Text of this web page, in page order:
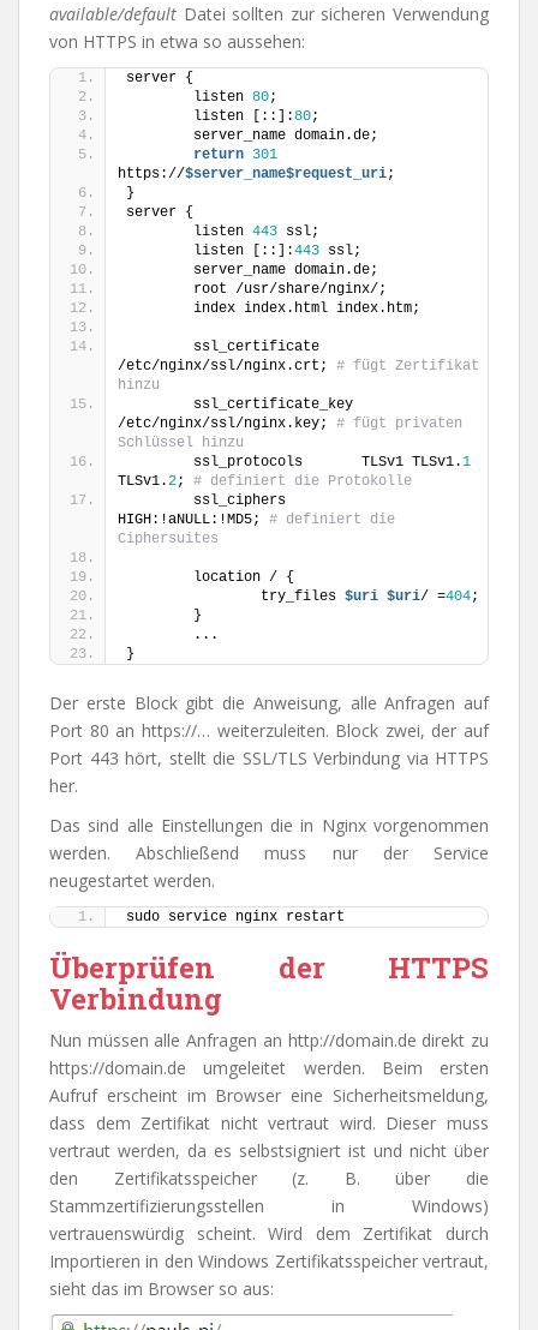
available/default Datei sollten zur sicheren Verwendung
von HTTPS in etwa so aussehen:
server {
        listen
80;
        listen [::]:
80;
        server_name domain.de;
return 301
https://$server_name$request_uri;
}
server {
        listen
443 ssl;
        listen [::]:
443 ssl;
        server_name domain.de;
        root /usr/share/nginx/;
        index index.html index.htm;
        ssl_certificate
/etc/nginx/ssl/nginx.crt; # fügt Zertifikat
hinzu
        ssl_certificate_key
/etc/nginx/ssl/nginx.key; # fügt privaten
Schlüssel hinzu
        ssl_protocols       TLSv1 TLSv1.
1
TLSv1.2; # definiert die Protokolle
        ssl_ciphers
HIGH:!aNULL:!MD5; # definiert die
Ciphersuites
        location / {
                try_files
$uri $uri/ =404;
        }
        ...
}
Der erste Block gibt die Anweisung, alle Anfragen auf
Port 80 an https://… weiterzuleiten. Block zwei, der auf
Port 443 hört, stellt die SSL/TLS Verbindung via HTTPS
her.
Das sind alle Einstellungen die in Nginx vorgenommen
werden. Abschließend muss nur der Service
neugestartet werden.
sudo service nginx restart
Überprüfen der HTTPS
Verbindung
Nun müssen alle Anfragen an http://domain.de direkt zu
https://domain.de umgeleitet werden. Beim ersten
Aufruf erscheint im Browser eine Sicherheitsmeldung,
dass dem Zertifikat nicht vertraut wird. Dieser muss
vertraut werden, da es selbstsigniert ist und nicht über
den Zertifikatsspeicher (z. B. über die
Stammzertifizierungsstellen in Windows)
vertrauenswürdig scheint. Wird dem Zertifikat durch
Importieren in den Windows Zertifikatsspeicher vertraut,
sieht das im Browser so aus: